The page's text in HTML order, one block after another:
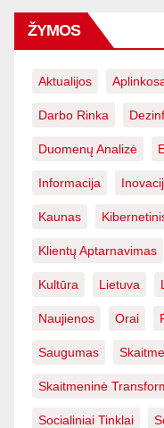
ŽYMOS
Aktualijos
Darbo Rinka
Duomenų Analizė
Informacija
Kaunas
Klientų Aptarnavimas
Kultūra Lietuva
Naujienos Orai
Saugumas
Skaitmeninė
Socialiniai Tinklai